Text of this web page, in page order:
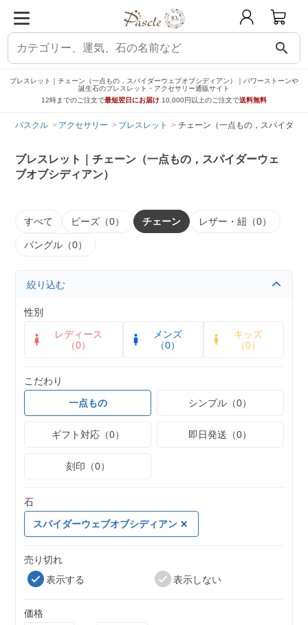
search
ブレスレット｜チェーン（一点もの，スパイダーウェブオブシディアン）｜パワーストーンや
誕生石のブレスレット・アクセサリー通販サイト
12時までのご注文で最短翌日にお届け 10,000円以上のご注文で送料無料
パスクル アクセサリー ブレスレット チェーン（一点もの，スパイダー
ブレスレット｜チェーン（一点もの，スパイダーウェ
ブオブシディアン）
すべて ビーズ（0） チェーン レザー・紐（0）
バングル（0）
絞り込む
性別
レディース
（0）
メンズ
（0）
キッズ
（0）
こだわり
一点もの
シンプル（0）
ギフト対応（0） 即日発送（0）
刻印（0）
石
スパイダーウェブオブシディアン
売り切れ
表示する
表示しない
価格